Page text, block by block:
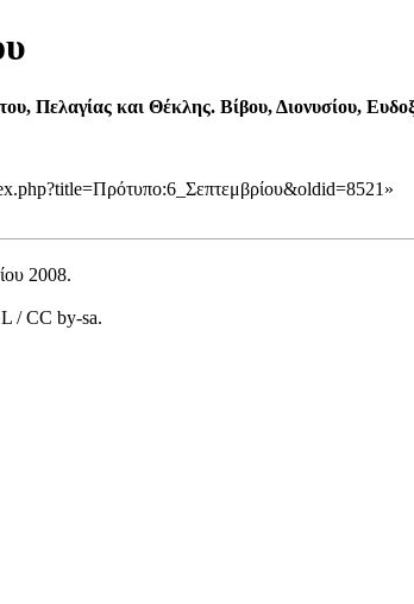
Πελαγίας και Θέκλης. Βίβου, Διονυσίου,
»
2008.
/ CC by-sa.